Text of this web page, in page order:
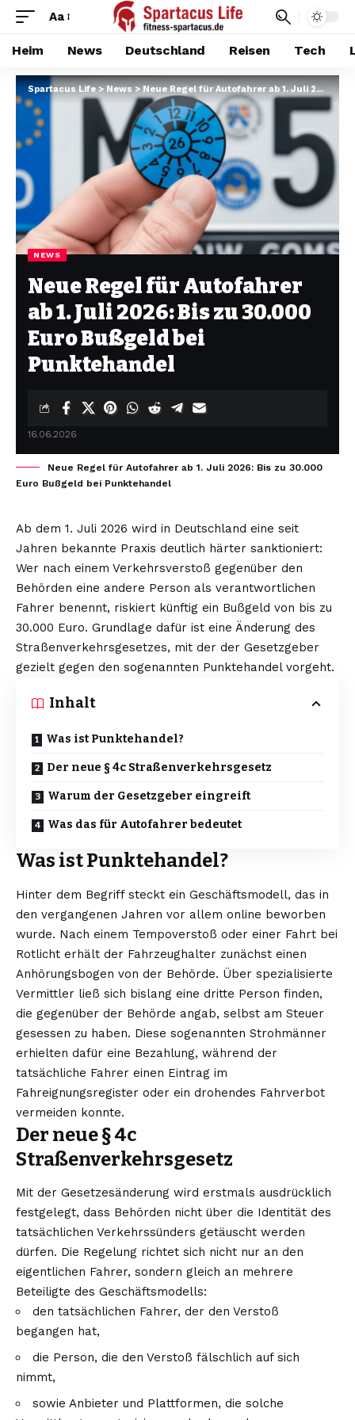
Aa
Heim News Deutschland Reisen Tech
Spartacus Life>News>Neue Regel für Autofahrer ab 1. Juli 2026: Bis zu 30.000 Euro Bußgeld bei Punktehandel
NEWS
Neue Regel für Autofahrer
ab 1. Juli 2026: Bis zu 30.000
Euro Bußgeld bei
Punktehandel
16.06.2026
Neue Regel für Autofahrer ab 1. Juli 2026: Bis zu 30.000
Euro Bußgeld bei Punktehandel
Ab dem 1. Juli 2026 wird in Deutschland eine seit
Jahren bekannte Praxis deutlich härter sanktioniert:
Wer nach einem Verkehrsverstoß gegenüber den
Behörden eine andere Person als verantwortlichen
Fahrer benennt, riskiert künftig ein Bußgeld von bis zu
30.000 Euro. Grundlage dafür ist eine Änderung des
Straßenverkehrsgesetzes, mit der der Gesetzgeber
gezielt gegen den sogenannten Punktehandel vorgeht.
Inhalt
Was ist Punktehandel?
Der neue § 4c Straßenverkehrsgesetz
Warum der Gesetzgeber eingreift
Was das für Autofahrer bedeutet
Was ist Punktehandel?
Hinter dem Begriff steckt ein Geschäftsmodell, das in
den vergangenen Jahren vor allem online beworben
wurde. Nach einem Tempoverstoß oder einer Fahrt bei
Rotlicht erhält der Fahrzeughalter zunächst einen
Anhörungsbogen von der Behörde. Über spezialisierte
Vermittler ließ sich bislang eine dritte Person finden,
die gegenüber der Behörde angab, selbst am Steuer
gesessen zu haben. Diese sogenannten Strohmänner
erhielten dafür eine Bezahlung, während der
tatsächliche Fahrer einen Eintrag im
Fahreignungsregister oder ein drohendes Fahrverbot
vermeiden konnte.
Der neue § 4c
Straßenverkehrsgesetz
Mit der Gesetzesänderung wird erstmals ausdrücklich
festgelegt, dass Behörden nicht über die Identität des
tatsächlichen Verkehrssünders getäuscht werden
dürfen. Die Regelung richtet sich nicht nur an den
eigentlichen Fahrer, sondern gleich an mehrere
Beteiligte des Geschäftsmodells:
den tatsächlichen Fahrer, der den Verstoß
begangen hat,
die Person, die den Verstoß fälschlich auf sich
nimmt,
sowie Anbieter und Plattformen, die solche